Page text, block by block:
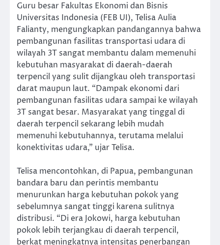
Guru besar Fakultas Ekonomi dan Bisnis
Universitas Indonesia (FEB UI), Telisa Aulia
Falianty, mengungkapkan pandangannya bahwa
pembangunan fasilitas transportasi udara di
wilayah 3T sangat membantu dalam memenuhi
kebutuhan masyarakat di daerah-daerah
terpencil yang sulit dijangkau oleh transportasi
darat maupun laut. “Dampak ekonomi dari
pembangunan fasilitas udara sampai ke wilayah
3T sangat besar. Masyarakat yang tinggal di
daerah terpencil sekarang lebih mudah
memenuhi kebutuhannya, terutama melalui
konektivitas udara,” ujar Telisa.
Telisa mencontohkan, di Papua, pembangunan
bandara baru dan perintis membantu
menurunkan harga kebutuhan pokok yang
sebelumnya sangat tinggi karena sulitnya
distribusi. “Di era Jokowi, harga kebutuhan
pokok lebih terjangkau di daerah terpencil,
berkat meningkatnya intensitas penerbangan